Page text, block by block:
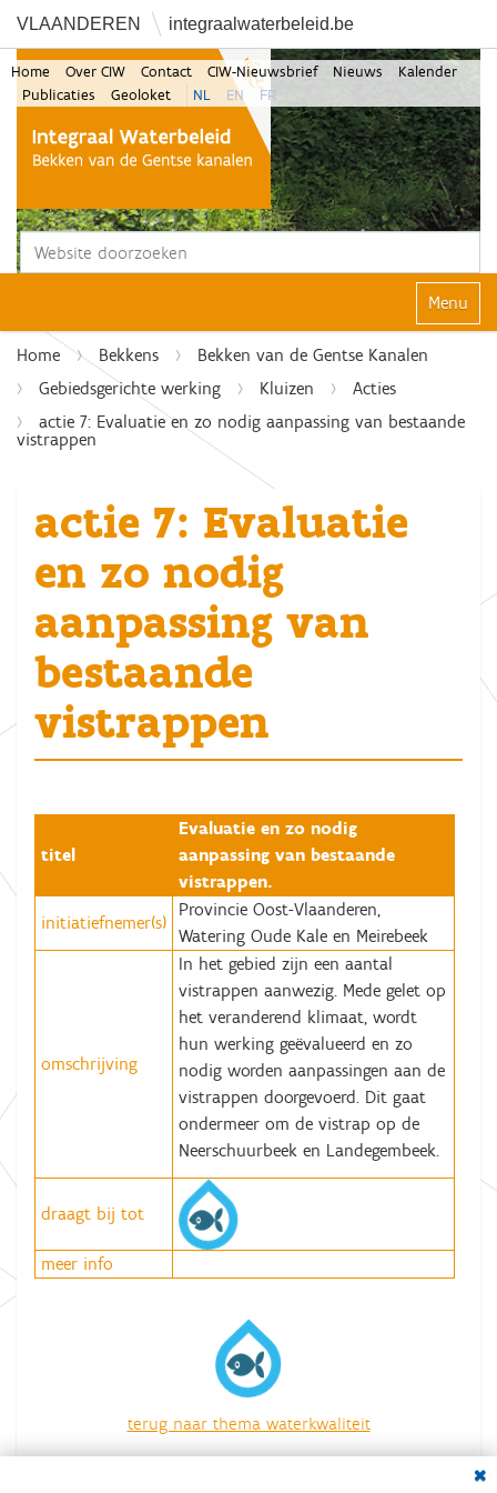
VLAANDEREN integraalwaterbeleid.be
Zoek
Home Over CIW Contact CIW-Nieuwsbrief Nieuws
Kalender
Publicaties
Geoloket NL EN FR
Klap
Home Bekkens
Bekken van de Gentse Kanalen
Gebiedsgerichte werking
Kluizen
Acties
actie 7: Evaluatie en zo nodig aanpassing van bestaande
vistrappen
actie 7: Evaluatie
en zo nodig
aanpassing van
bestaande
vistrappen
titel
Evaluatie en zo nodig
aanpassing van bestaande
vistrappen.
initiatiefnemer(s)
Provincie Oost-Vlaanderen,
Watering Oude Kale en Meirebeek
omschrijving
In het gebied zijn een aantal
vistrappen aanwezig. Mede gelet op
het veranderend klimaat, wordt
hun werking geëvalueerd en zo
nodig worden aanpassingen aan de
vistrappen doorgevoerd. Dit gaat
ondermeer om de vistrap op de
Neerschuurbeek en Landegembeek.
draagt bij tot
meer info
terug naar thema waterkwaliteit
overzicht van alle acties